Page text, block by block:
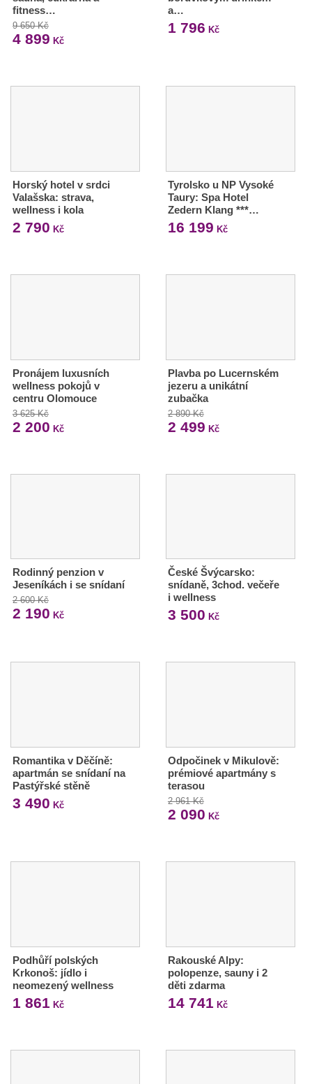
fitness…
9 650 Kč
4 899 Kč
a…
1 796 Kč
Horský hotel v srdci
Valašska: strava,
wellness i kola
2 790 Kč
Tyrolsko u NP Vysoké
Taury: Spa Hotel
Zedern Klang ***…
16 199 Kč
Pronájem luxusních
wellness pokojů v
centru Olomouce
3 625 Kč
2 200 Kč
Plavba po Lucernském
jezeru a unikátní
zubačka
2 890 Kč
2 499 Kč
Rodinný penzion v
Jeseníkách i se snídaní
2 600 Kč
2 190 Kč
České Švýcarsko:
snídaně, 3chod. večeře
i wellness
3 500 Kč
Romantika v Děčíně:
apartmán se snídaní na
Pastýřské stěně
3 490 Kč
Odpočinek v Mikulově:
prémiové apartmány s
terasou
2 961 Kč
2 090 Kč
Podhůří polských
Krkonoš: jídlo i
neomezený wellness
1 861 Kč
Rakouské Alpy:
polopenze, sauny i 2
děti zdarma
14 741 Kč